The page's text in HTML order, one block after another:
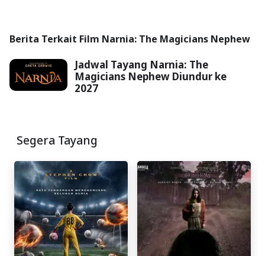
Berita Terkait Film Narnia: The Magicians Nephew
Jadwal Tayang Narnia: The
Magicians Nephew Diundur ke
2027
Segera Tayang